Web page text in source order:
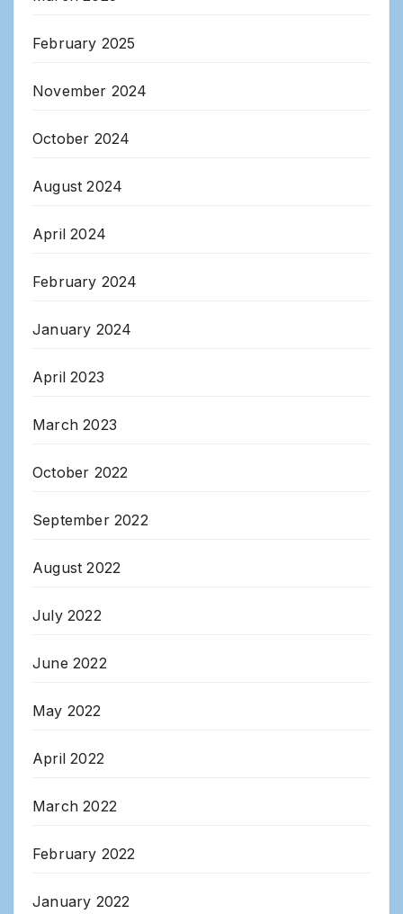
February 2025
November 2024
October 2024
August 2024
April 2024
February 2024
January 2024
April 2023
March 2023
October 2022
September 2022
August 2022
July 2022
June 2022
May 2022
April 2022
March 2022
February 2022
January 2022